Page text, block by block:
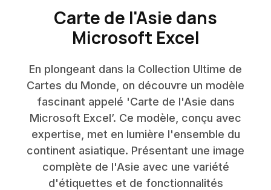
Carte de l'Asie dans
Microsoft Excel
En plongeant dans la Collection Ultime de
Cartes du Monde, on découvre un modèle
fascinant appelé 'Carte de l'Asie dans
Microsoft Excel’. Ce modèle, conçu avec
expertise, met en lumière l'ensemble du
continent asiatique. Présentant une image
complète de l'Asie avec une variété
d'étiquettes et de fonctionnalités